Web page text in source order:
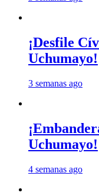
¡Desfile
Uchumayo!
3 semanas ago
Uchumayo!
4 semanas ago